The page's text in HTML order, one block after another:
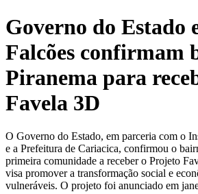
Governo do Estado
Falcões confirmam
Piranema para
Favela 3D
O Governo do Estado, em parceria com o
e a Prefeitura de Cariacica, confirmou o
primeira comunidade a receber o Projeto
visa promover a transformação social e
vulneráveis. O projeto foi anunciado em